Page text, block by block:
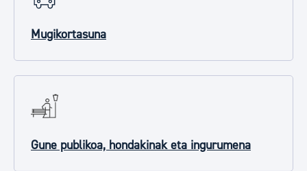
Mugikortasuna
Gune publikoa, hondakinak eta ingurumena